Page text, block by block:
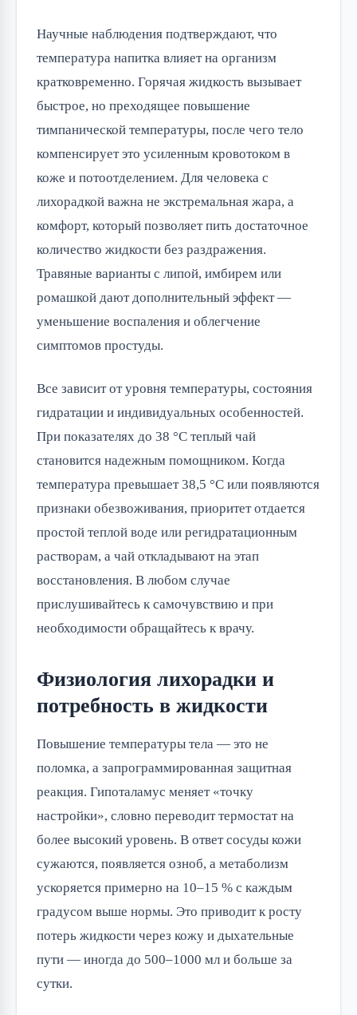
Научные наблюдения подтверждают, что
температура напитка влияет на организм
кратковременно. Горячая жидкость вызывает
быстрое, но преходящее повышение
тимпанической температуры, после чего тело
компенсирует это усиленным кровотоком в
коже и потоотделением. Для человека с
лихорадкой важна не экстремальная жара, а
комфорт, который позволяет пить достаточное
количество жидкости без раздражения.
Травяные варианты с липой, имбирем или
ромашкой дают дополнительный эффект —
уменьшение воспаления и облегчение
симптомов простуды.
Все зависит от уровня температуры, состояния
гидратации и индивидуальных особенностей.
При показателях до 38 °C теплый чай
становится надежным помощником. Когда
температура превышает 38,5 °C или появляются
признаки обезвоживания, приоритет отдается
простой теплой воде или регидратационным
растворам, а чай откладывают на этап
восстановления. В любом случае
прислушивайтесь к самочувствию и при
необходимости обращайтесь к врачу.
Физиология лихорадки и
потребность в жидкости
Повышение температуры тела — это не
поломка, а запрограммированная защитная
реакция. Гипоталамус меняет «точку
настройки», словно переводит термостат на
более высокий уровень. В ответ сосуды кожи
сужаются, появляется озноб, а метаболизм
ускоряется примерно на 10–15 % с каждым
градусом выше нормы. Это приводит к росту
потерь жидкости через кожу и дыхательные
пути — иногда до 500–1000 мл и больше за
сутки.